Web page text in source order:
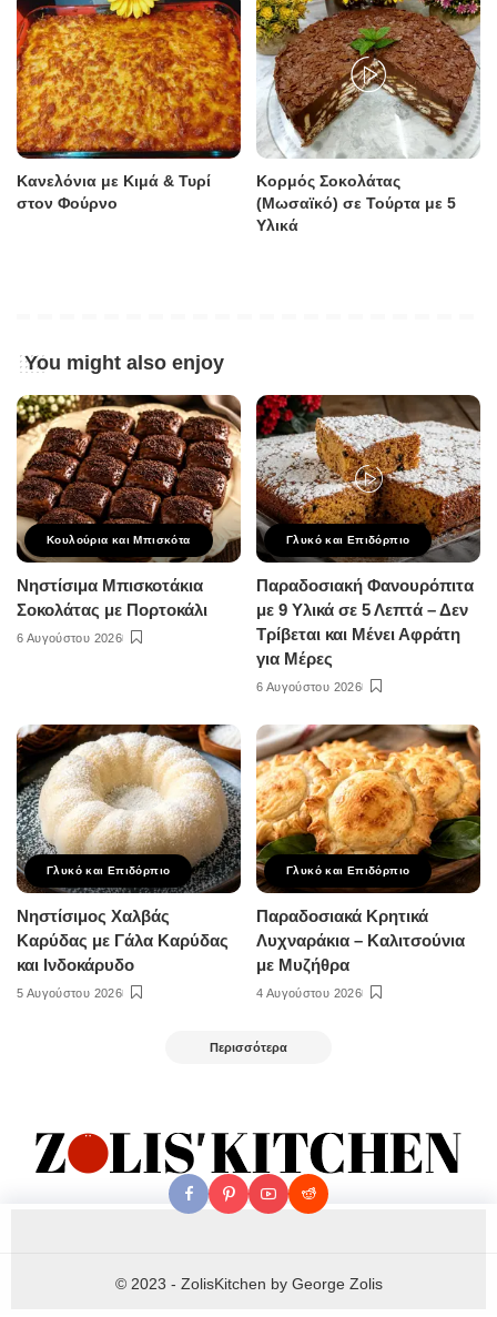
Κανελόνια με Κιμά & Τυρί
στον Φούρνο
Κορμός Σοκολάτας
(Μωσαϊκό) σε Τούρτα με 5
Υλικά
You might also enjoy
Κουλούρια και Μπισκότα
Νηστίσιμα Μπισκοτάκια
Σοκολάτας με Πορτοκάλι
6 Αυγούστου 2026
Γλυκό και Επιδόρπιο
Παραδοσιακή Φανουρόπιτα
με 9 Υλικά σε 5 Λεπτά – Δεν
Τρίβεται και Μένει Αφράτη
για Μέρες
6 Αυγούστου 2026
Γλυκό και Επιδόρπιο
Νηστίσιμος Χαλβάς
Καρύδας με Γάλα Καρύδας
και Ινδοκάρυδο
5 Αυγούστου 2026
Γλυκό και Επιδόρπιο
Παραδοσιακά Κρητικά
Λυχναράκια – Καλιτσούνια
με Μυζήθρα
4 Αυγούστου 2026
Περισσότερα
© 2023 - ZolisKitchen by George Zolis